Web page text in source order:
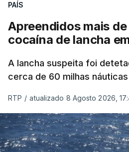
PAÍS
Apreendidos mais
cocaína de lancha
A lancha suspeita foi
cerca de 60 milhas
RTP / atualizado 8 Agosto 2026,